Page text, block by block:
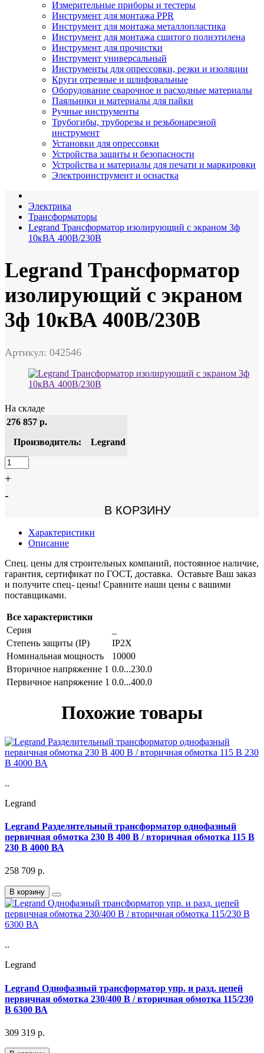
Измерительные приборы и тестеры
Инструмент для монтажа PPR
Инструмент для монтажа металлопластика
Инструмент для монтажа сшитого полиэтилена
Инструмент для прочистки
Инструмент универсальный
Инструменты для опрессовки, резки и изоляции
Круги отрезные и шлифовальные
Оборудование сварочное и расходные материалы
Паяльники и материалы для пайки
Ручные инструменты
Трубогибы, труборезы и резьбонарезной
инструмент
Установки для опрессовки
Устройства защиты и безопасности
Устройства и материалы для печати и маркировки
Электроинструмент и оснастка
Электрика
Трансформаторы
Legrand Трансформатор изолирующий с экраном 3ф
10кВА 400В/230В
Legrand Трансформатор
изолирующий с экраном
3ф 10кВА 400В/230В
Артикул: 042546
На складе
276 857 р.
Производитель:
Legrand
+
-
В КОРЗИНУ
Характеристики
Описание
Спец. цены для строительных компаний, постоянное наличие,
гарантия, сертификат по ГОСТ, доставка. Оставьте Ваш заказ
и получите спец- цены! Сравните наши цены с вашими
поставщиками.
Все характеристики
Серия
Степень защиты (IP)
IP2X
Номинальная мощность
10000
Вторичное напряжение 1 0.0...230.0
Первичное напряжение 1 0.0...400.0
Похожие товары
..
Legrand
Legrand Разделительный трансформатор однофазный
первичная обмотка 230 В 400 В / вторичная обмотка 115 В
230 В 4000 ВА
258 709 р.
В корзину
..
Legrand
Legrand Однофазный трансформатор упр. и разд. цепей
первичная обмотка 230/400 В / вторичная обмотка 115/230
В 6300 ВА
309 319 р.